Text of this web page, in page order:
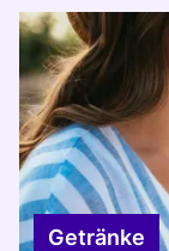
Getränke